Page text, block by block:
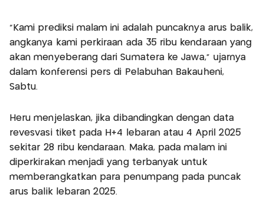
"Kami prediksi malam ini adalah puncaknya arus balik,
angkanya kami perkiraan ada 35 ribu kendaraan yang
akan menyeberang dari Sumatera ke Jawa," ujarnya
dalam konferensi pers di Pelabuhan Bakauheni,
Sabtu.
Heru menjelaskan, jika dibandingkan dengan data
revesvasi tiket pada H+4 lebaran atau 4 April 2025
sekitar 28 ribu kendaraan. Maka, pada malam ini
diperkirakan menjadi yang terbanyak untuk
memberangkatkan para penumpang pada puncak
arus balik lebaran 2025.